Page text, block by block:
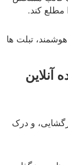
مطلع کند.
تبلت ها
آنلاین
و درک